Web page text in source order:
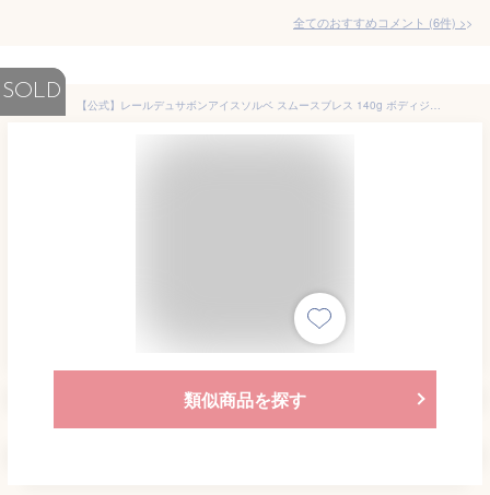
全てのおすすめコメント (6件) >
SOLD
【公式】レールデュサボンアイスソルベ スムースブレス 140g ボディジェル サマー限定 夏 ギフト プレゼント 保湿ジェル ボディクリーム 保湿クリーム ひんやり 冷感 クール成分 植物由来
類似商品を探す